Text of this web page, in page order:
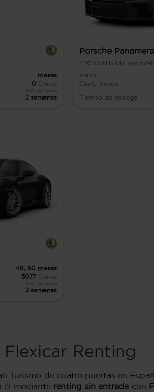
meses
0 €/mes
IVA incluido
2 semanas
Porsche Panamera
470 CV Híbrido
Plazo
Cuota desde
Tiempo de entrega
48, 60 meses
3077 €/mes
IVA incluido
2 semanas
Renting
Turismo de cuatro puertas en
él mediante renting sin entrada con